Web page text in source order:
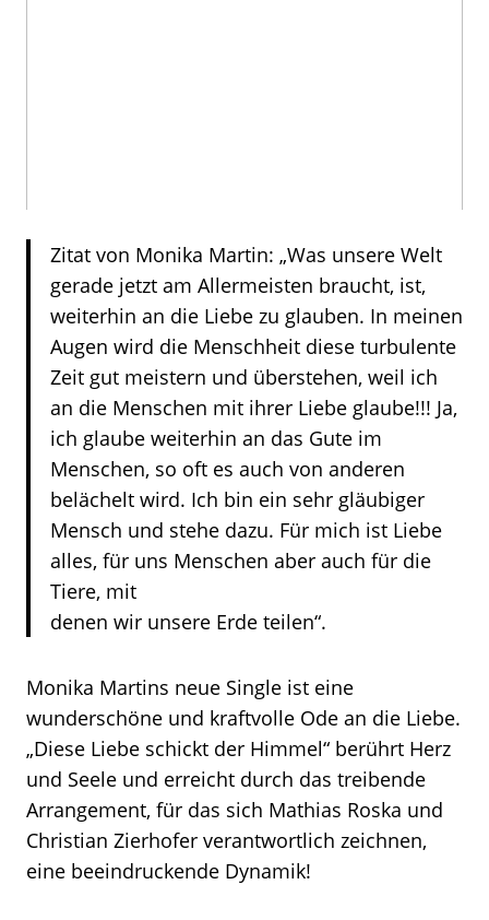
Zitat von Monika Martin: „Was unsere Welt
gerade jetzt am Allermeisten braucht, ist,
weiterhin an die Liebe zu glauben. In meinen
Augen wird die Menschheit diese turbulente
Zeit gut meistern und überstehen, weil ich
an die Menschen mit ihrer Liebe glaube!!! Ja,
ich glaube weiterhin an das Gute im
Menschen, so oft es auch von anderen
belächelt wird. Ich bin ein sehr gläubiger
Mensch und stehe dazu. Für mich ist Liebe
alles, für uns Menschen aber auch für die
Tiere, mit
denen wir unsere Erde teilen“.
Monika Martins neue Single ist eine
wunderschöne und kraftvolle Ode an die Liebe.
„Diese Liebe schickt der Himmel“ berührt Herz
und Seele und erreicht durch das treibende
Arrangement, für das sich Mathias Roska und
Christian Zierhofer verantwortlich zeichnen,
eine beeindruckende Dynamik!